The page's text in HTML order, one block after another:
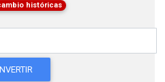
históricas